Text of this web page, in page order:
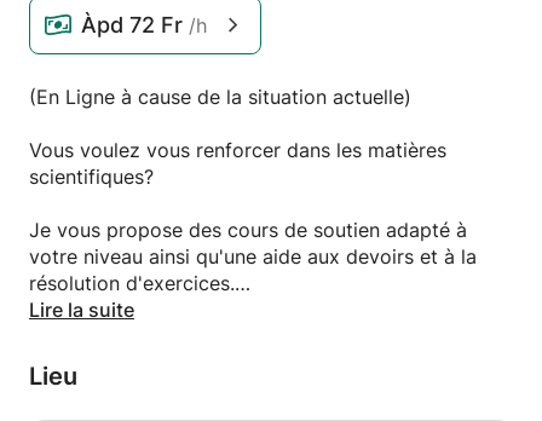
Àpd 72 Fr /h
(En Ligne à cause de la situation actuelle)
Vous voulez vous renforcer dans les matières
scientifiques?
Je vous propose des cours de soutien adapté à
votre niveau ainsi qu'une aide aux devoirs et à la
résolution d'exercices.
Pour un cours plus axé sur la préparation d'un
clés du sujet et de vous fournir des exercices
supplémentaires que l'on corrigera ensemble.
Lire la suite
Lieu